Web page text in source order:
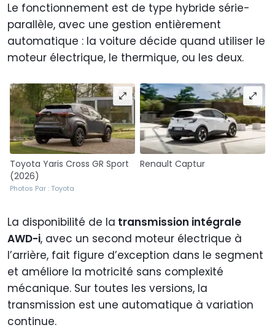
Le fonctionnement est de type hybride série-
parallèle, avec une gestion entièrement
automatique : la voiture décide quand utiliser le
moteur électrique, le thermique, ou les deux.
Toyota Yaris Cross GR Sport
(2026)
Photos Par : Toyota
Renault Captur
La disponibilité de la transmission intégrale
AWD-i, avec un second moteur électrique à
l’arrière, fait figure d’exception dans le segment
et améliore la motricité sans complexité
mécanique. Sur toutes les versions, la
transmission est une automatique à variation
continue.